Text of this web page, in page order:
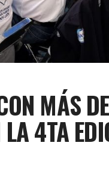
MÁS
4TA